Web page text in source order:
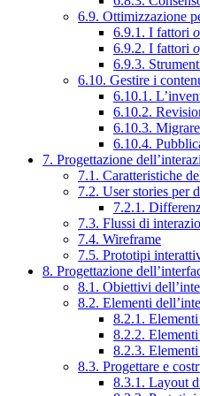
6.9. Ottimizzazione
6.9.1. I fattori
6.9.2. I fattori
6.9.3.
6.10. Gestire i
6.10.1.
6.10.2.
6.10.3.
6.10.4.
7. Progettazione
7.1. Caratteristiche
7.2. User stories per
7.2.1.
7.3. Flussi di
7.4. Wireframe
7.5. Prototipi
8. Progettazione
8.1. Obiettivi
8.2. Elementi
8.2.1.
8.2.2.
8.2.3.
8.3. Progettare e
8.3.1. Layout